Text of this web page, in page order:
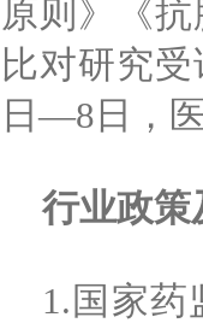
原则》《
比对研究
日—8日，
行业政策
1.国家药